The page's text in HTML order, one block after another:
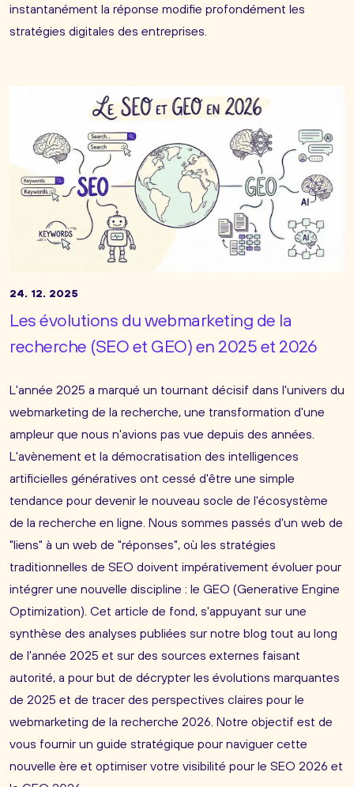
instantanément la réponse modifie profondément les
stratégies digitales des entreprises.
24. 12. 2025
Les évolutions duwebmarketing de la
recherche (SEO et GEO) en 2025 et 2026
L'année 2025 a marqué un tournant décisif dans l'univers du
webmarketing de la recherche, une transformation d'une
ampleur que nous n'avions pas vue depuis des années.
L'avènement et la démocratisation des intelligences
artificielles génératives ont cessé d'être une simple
tendance pour devenir le nouveau socle de l'écosystème
de la recherche en ligne. Nous sommes passés d'un web de
"liens" à un web de "réponses", où les stratégies
traditionnelles de SEO doivent impérativement évoluer pour
intégrer une nouvelle discipline : le GEO (Generative Engine
Optimization). Cet article de fond, s'appuyant sur une
synthèse des analyses publiées sur notre blog tout au long
de l'année 2025 et sur des sources externes faisant
autorité, a pour but de décrypter les évolutions marquantes
de 2025 et de tracer des perspectives claires pour le
webmarketing de la recherche 2026. Notre objectif est de
vous fournir un guide stratégique pour naviguer cette
nouvelle ère et optimiser votre visibilité pour le SEO 2026 et